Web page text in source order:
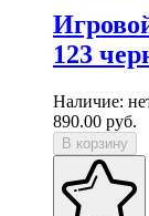
123
Наличие:
890.00 руб.
В корзину